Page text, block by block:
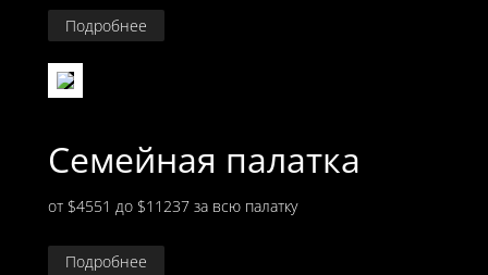
Подробнее
Семейная палатка
от $4551 до $11237 за всю палатку
Подробнее